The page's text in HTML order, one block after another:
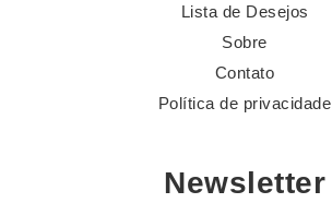
Lista de Desejos
Sobre
Contato
Política de privacidade
Newsletter